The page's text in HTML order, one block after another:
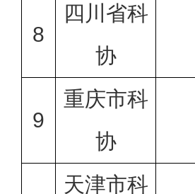
8
四川省科
协
9
重庆市科
协
天津市科